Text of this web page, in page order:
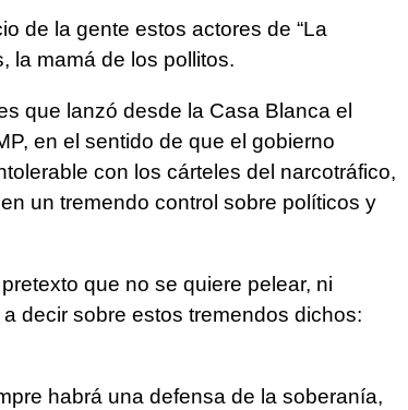
de la gente estos actores de “La
la mamá de los pollitos.
que lanzó desde la Casa Blanca el
en el sentido de que el gobierno
con los cárteles del narcotráfico,
un tremendo control sobre políticos y
que no se quiere pelear, ni
decir sobre estos tremendos dichos:
habrá una defensa de la soberanía,